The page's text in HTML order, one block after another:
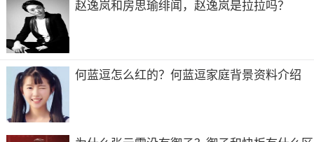
霜》找那个演出，他饰演了扑哧君，很多人可能会有点印
象，但是，更多人觉得，这个人好像有点眼熟。的确是，他
还在《识汝不识丁》 、《倩狐传》等作品中有演出。
虽然他不出名，但他因为整行上了热搜，他还专门回应了此
事，表示，这对于一个小透明而言，有点受宠若惊的感觉。
要是大家认可他的审美，以后可以多分享一些相关内容。字
里行间，充满的是感激之情。
赵逸岚和房思瑜绯闻，赵逸岚是拉拉吗？
何蓝逗怎么红的？何蓝逗家庭背景资料介绍